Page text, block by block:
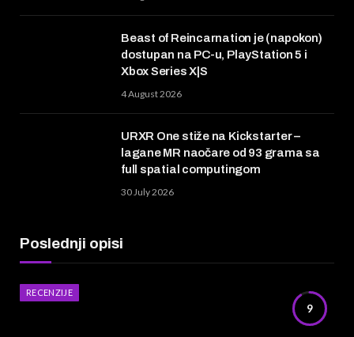
Beast of Reincarnation je (napokon)
dostupan na PC-u, PlayStation 5 i
Xbox Series X|S
4 August 2026
URXR One stiže na Kickstarter –
lagane MR naočare od 93 grama sa
full spatial computingom
30 July 2026
Poslednji opisi
9
RECENZIJE